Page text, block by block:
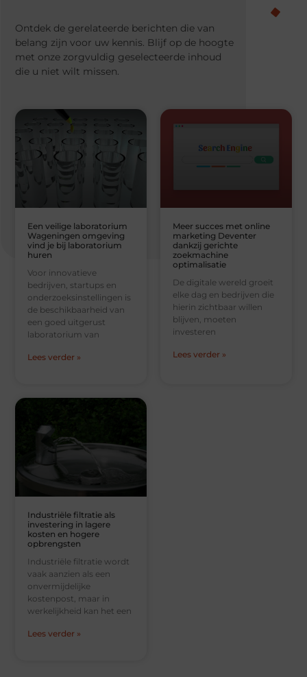
Ontdek de gerelateerde berichten die van
belang zijn voor uw kennis. Blijf op de hoogte
met onze zorgvuldig geselecteerde inhoud
die u niet wilt missen.
Een veilige laboratorium
Wageningen omgeving
vind je bij laboratorium
huren
Voor innovatieve
bedrijven, startups en
onderzoeksinstellingen is
de beschikbaarheid van
een goed uitgerust
laboratorium van
Lees verder »
Meer succes met online
marketing Deventer
dankzij gerichte
zoekmachine
optimalisatie
De digitale wereld groeit
elke dag en bedrijven die
hierin zichtbaar willen
blijven, moeten
investeren
Lees verder »
Industriële filtratie als
investering in lagere
kosten en hogere
opbrengsten
Industriële filtratie wordt
vaak aanzien als een
onvermijdelijke
kostenpost, maar in
werkelijkheid kan het een
Lees verder »